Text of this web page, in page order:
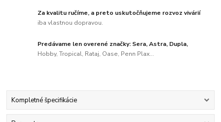
Za kvalitu ručíme, a preto uskutočňujeme rozvoz vivárií
iba vlastnou dopravou.
Predávame len overené značky: Sera, Astra, Dupla,
Hobby, Tropical, Rataj, Oase, Penn Plax...
Kompletné špecifikácie